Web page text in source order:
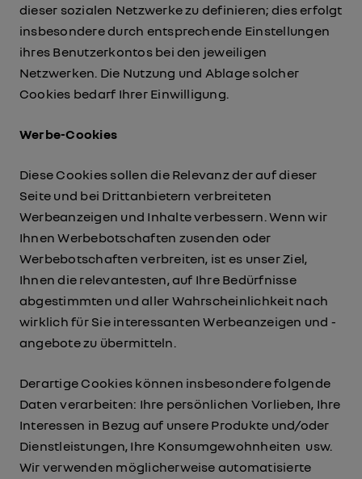
dieser sozialen Netzwerke zu definieren; dies erfolgt
insbesondere durch entsprechende Einstellungen
ihres Benutzerkontos bei den jeweiligen
Netzwerken. Die Nutzung und Ablage solcher
Cookies bedarf Ihrer Einwilligung.
Werbe-Cookies
Diese Cookies sollen die Relevanz der auf dieser
Seite und bei Drittanbietern verbreiteten
Werbeanzeigen und Inhalte verbessern. Wenn wir
Ihnen Werbebotschaften zusenden oder
Werbebotschaften verbreiten, ist es unser Ziel,
Ihnen die relevantesten, auf Ihre Bedürfnisse
abgestimmten und aller Wahrscheinlichkeit nach
wirklich für Sie interessanten Werbeanzeigen und -
angebote zu übermitteln.
Derartige Cookies können insbesondere folgende
Daten verarbeiten: Ihre persönlichen Vorlieben, Ihre
Interessen in Bezug auf unsere Produkte und/oder
Dienstleistungen, Ihre Konsumgewohnheiten usw.
Wir verwenden möglicherweise automatisierte